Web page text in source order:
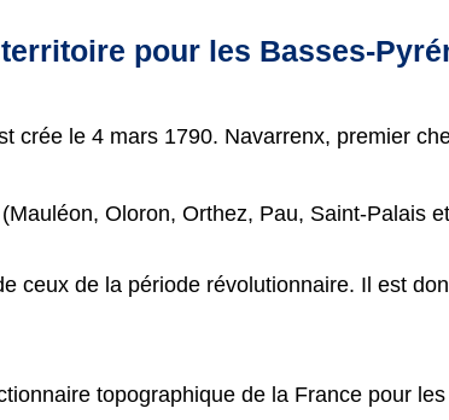
pour les Basses-
crée le 4 mars 1790. Navarrenx, premier
Oloron, Orthez, Pau, Saint-Palais
ceux de la période révolutionnaire. Il est
topographique de la France pour